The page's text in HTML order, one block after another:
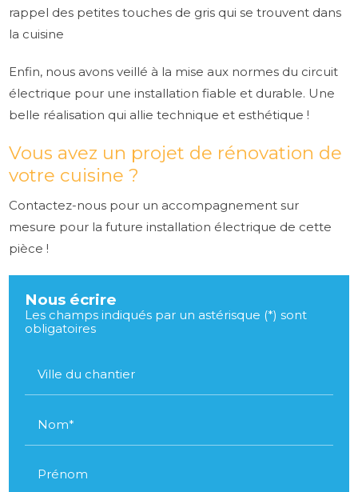
rappel des petites touches de gris qui se trouvent dans
la cuisine
Enfin, nous avons veillé à la mise aux normes du circuit
électrique pour une installation fiable et durable. Une
belle réalisation qui allie technique et esthétique !
Vous avez un projet de rénovation de
votre cuisine ?
Contactez-nous pour un accompagnement sur
mesure pour la future installation électrique de cette
pièce !
Nous écrire
Les champs indiqués par un astérisque (*) sont
obligatoires
Ville du chantier
Nom*
Prénom